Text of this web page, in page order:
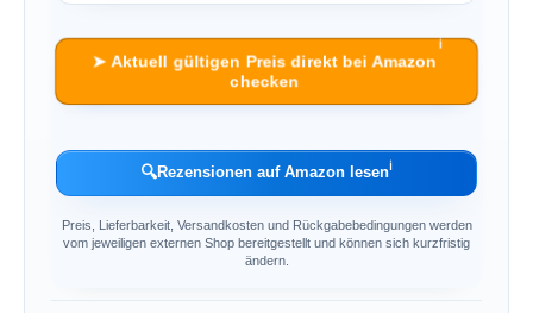
➤ Aktuell gültigen Preis direkt bei Amazon
checken
ℹ︎
🔍Rezensionen auf Amazon lesenℹ︎
Preis, Lieferbarkeit, Versandkosten und Rückgabebedingungen werden
vom jeweiligen externen Shop bereitgestellt und können sich kurzfristig
ändern.